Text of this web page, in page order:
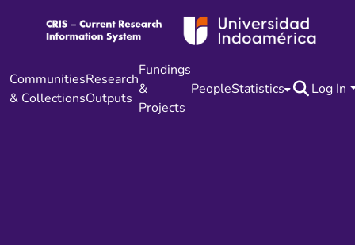
Communities
& Collections
Research
Outputs
Fundings
&
Projects
PeopleStatistics Log In